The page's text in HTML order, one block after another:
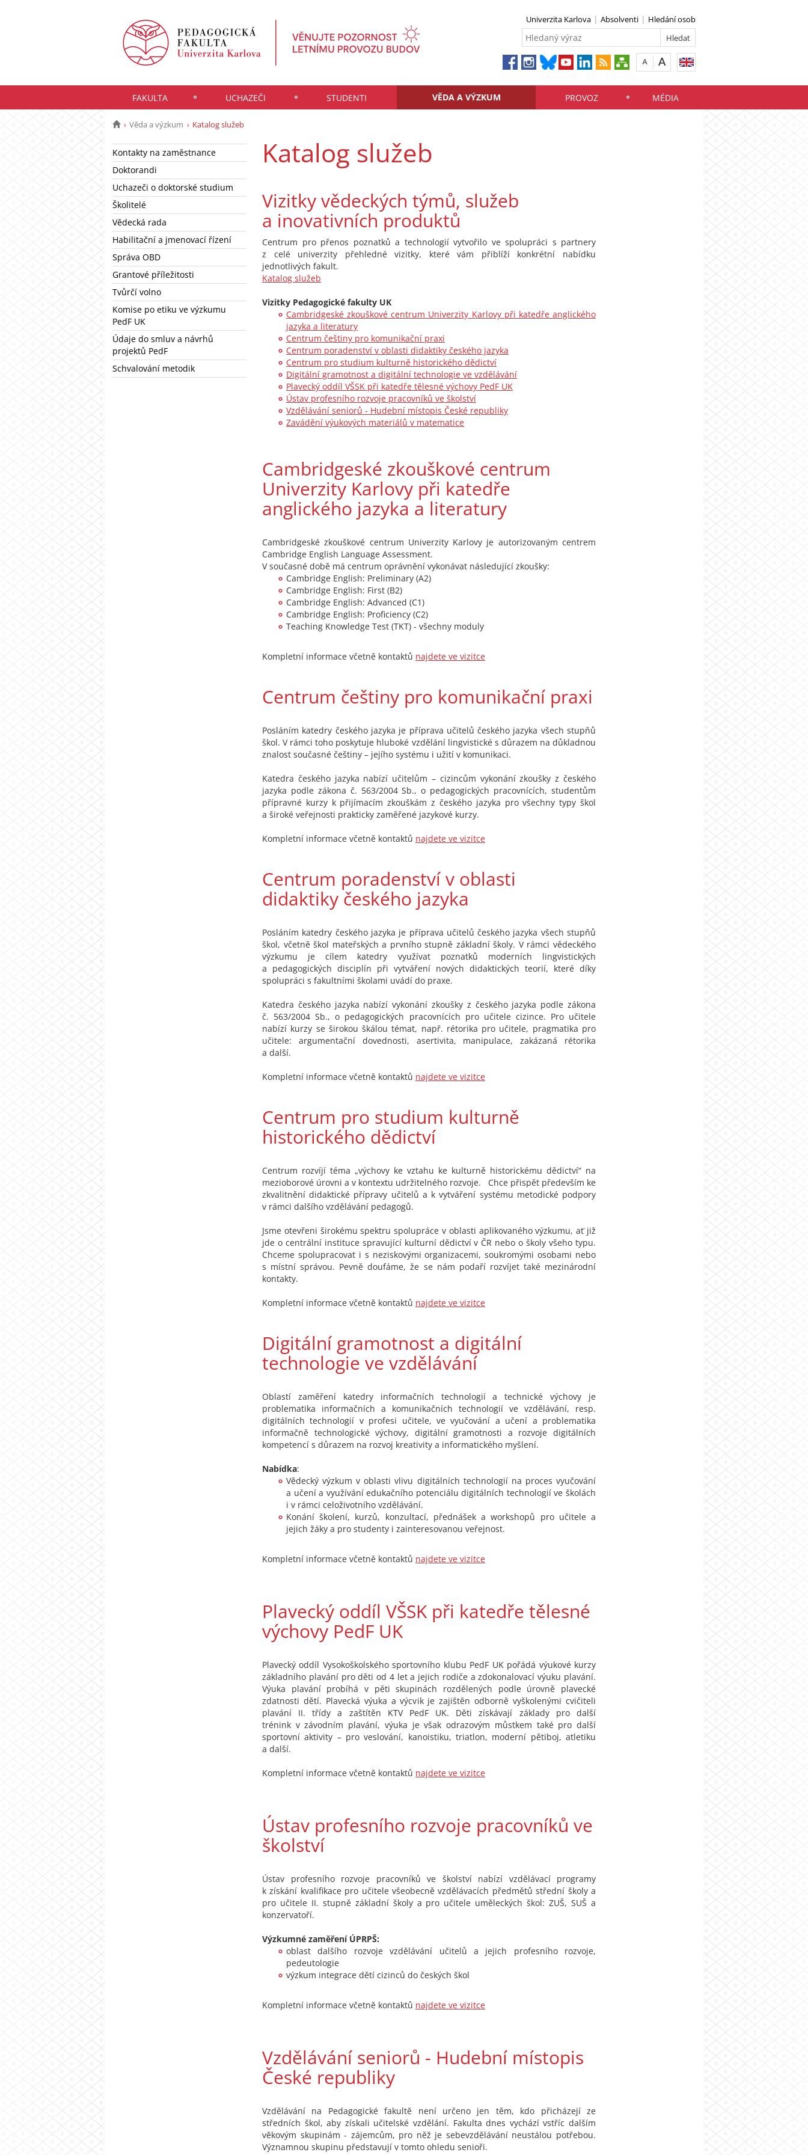
Univerzita Karlova Absolventi Hledání osob
FAKULTA UCHAZEČI STUDENTI VĚDA A VÝZKUM PROVOZ MÉDIA
Věda a výzkum Katalog služeb
Kontakty na zaměstnance
Doktorandi
Uchazeči o doktorské studium
Školitelé
Vědecká rada
Habilitační a jmenovací řízení
Správa OBD
Grantové příležitosti
Tvůrčí volno
Komise po etiku ve výzkumu
PedF UK
Údaje do smluv a návrhů
projektů PedF
Schvalování metodik
Katalog služeb
Vizitky vědeckých týmů, služeb
a inovativních produktů
Centrum pro přenos poznatků a technologií vytvořilo ve spolupráci s partnery
z celé univerzity přehledné vizitky, které vám přiblíží konkrétní nabídku
jednotlivých fakult.
Katalog služeb
Vizitky Pedagogické fakulty UK
Cambridgeské zkouškové centrum Univerzity Karlovy při katedře anglického
jazyka a literatury
Centrum češtiny pro komunikační praxi
Centrum poradenství v oblasti didaktiky českého jazyka
Centrum pro studium kulturně historického dědictví
Digitální gramotnost a digitální technologie ve vzdělávání
Plavecký oddíl VŠSK při katedře tělesné výchovy PedF UK
Ústav profesního rozvoje pracovníků ve školství
Vzdělávání seniorů - Hudební místopis České republiky
Zavádění výukových materiálů v matematice
Cambridgeské zkouškové centrum
Univerzity Karlovy při katedře
anglického jazyka a literatury
Cambridgeské zkouškové centrum Univerzity Karlovy je autorizovaným centrem
Cambridge English Language Assessment.
V současné době má centrum oprávnění vykonávat následující zkoušky:
Cambridge English: Preliminary (A2)
Cambridge English: First (B2)
Cambridge English: Advanced (C1)
Cambridge English: Proficiency (C2)
Teaching Knowledge Test (TKT) - všechny moduly
Kompletní informace včetně kontaktů najdete ve vizitce
Centrum češtiny pro komunikační praxi
Posláním katedry českého jazyka je příprava učitelů českého jazyka všech stupňů
škol. V rámci toho poskytuje hluboké vzdělání lingvistické s důrazem na důkladnou
znalost současné češtiny – jejího systému i užití v komunikaci.
Katedra českého jazyka nabízí učitelům – cizincům vykonání zkoušky z českého
jazyka podle zákona č. 563/2004 Sb., o pedagogických pracovnících, studentům
přípravné kurzy k přijímacím zkouškám z českého jazyka pro všechny typy škol
a široké veřejnosti prakticky zaměřené jazykové kurzy.
Kompletní informace včetně kontaktů najdete ve vizitce
Centrum poradenství v oblasti
didaktiky českého jazyka
Posláním katedry českého jazyka je příprava učitelů českého jazyka všech stupňů
škol, včetně škol mateřských a prvního stupně základní školy. V rámci vědeckého
výzkumu je cílem katedry využívat poznatků moderních lingvistických
a pedagogických disciplín při vytváření nových didaktických teorií, které díky
spolupráci s fakultními školami uvádí do praxe.
Katedra českého jazyka nabízí vykonání zkoušky z českého jazyka podle zákona
č. 563/2004 Sb., o pedagogických pracovnících pro učitele cizince. Pro učitele
nabízí kurzy se širokou škálou témat, např. rétorika pro učitele, pragmatika pro
učitele: argumentační dovednosti, asertivita, manipulace, zakázaná rétorika
a další.
Kompletní informace včetně kontaktů najdete ve vizitce
Centrum pro studium kulturně
historického dědictví
Centrum rozvíjí téma „výchovy ke vztahu ke kulturně historickému dědictví“ na
mezioborové úrovni a v kontextu udržitelného rozvoje. Chce přispět především ke
zkvalitnění didaktické přípravy učitelů a k vytváření systému metodické podpory
v rámci dalšího vzdělávání pedagogů.
Jsme otevřeni širokému spektru spolupráce v oblasti aplikovaného výzkumu, ať již
jde o centrální instituce spravující kulturní dědictví v ČR nebo o školy všeho typu.
Chceme spolupracovat i s neziskovými organizacemi, soukromými osobami nebo
s místní správou. Pevně doufáme, že se nám podaří rozvíjet také mezinárodní
kontakty.
Kompletní informace včetně kontaktů najdete ve vizitce
Digitální gramotnost a digitální
technologie ve vzdělávání
Oblastí zaměření katedry informačních technologií a technické výchovy je
problematika informačních a komunikačních technologií ve vzdělávání, resp.
digitálních technologií v profesi učitele, ve vyučování a učení a problematika
informačně technologické výchovy, digitální gramotnosti a rozvoje digitálních
kompetencí s důrazem na rozvoj kreativity a informatického myšlení.
Nabídka:
Vědecký výzkum v oblasti vlivu digitálních technologií na proces vyučování
a učení a využívání edukačního potenciálu digitálních technologií ve školách
i v rámci celoživotního vzdělávání.
Konání školení, kurzů, konzultací, přednášek a workshopů pro učitele a
jejich žáky a pro studenty i zainteresovanou veřejnost.
Kompletní informace včetně kontaktů najdete ve vizitce
Plavecký oddíl VŠSK při katedře tělesné
výchovy PedF UK
Plavecký oddíl Vysokoškolského sportovního klubu PedF UK pořádá výukové kurzy
základního plavání pro děti od 4 let a jejich rodiče a zdokonalovací výuku plavání.
Výuka plavání probíhá v pěti skupinách rozdělených podle úrovně plavecké
zdatnosti dětí. Plavecká výuka a výcvik je zajištěn odborně vyškolenými cvičiteli
plavání II. třídy a zaštítěn KTV PedF UK. Děti získávají základy pro další
trénink v závodním plavání, výuka je však odrazovým můstkem také pro další
sportovní aktivity – pro veslování, kanoistiku, triatlon, moderní pětiboj, atletiku
a další.
Kompletní informace včetně kontaktů najdete ve vizitce
Ústav profesního rozvoje pracovníků ve
školství
Ústav profesního rozvoje pracovníků ve školství nabízí vzdělávací programy
k získání kvalifikace pro učitele všeobecně vzdělávacích předmětů střední školy a
pro učitele II. stupně základní školy a pro učitele uměleckých škol: ZUŠ, SUŠ a
konzervatoří.
Výzkumné zaměření ÚPRPŠ:
oblast dalšího rozvoje vzdělávání učitelů a jejich profesního rozvoje,
pedeutologie
výzkum integrace dětí cizinců do českých škol
Kompletní informace včetně kontaktů najdete ve vizitce
Vzdělávání seniorů - Hudební místopis
České republiky
Vzdělávání na Pedagogické fakultě není určeno jen těm, kdo přicházejí ze
středních škol, aby získali učitelské vzdělání. Fakulta dnes vychází vstříc dalším
věkovým skupinám - zájemcům, pro něž je sebevzdělávání neustálou potřebou.
Významnou skupinu představují v tomto ohledu senioři.